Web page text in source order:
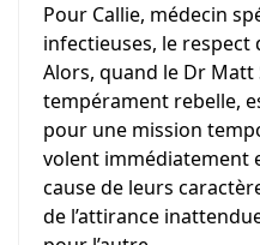
Pour Callie, médecin
infectieuses, le respect
Alors, quand le Dr Matt
tempérament rebelle,
pour une mission
volent immédiatement
cause de leurs
de l’attirance